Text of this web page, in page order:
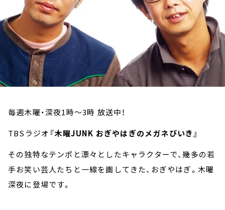
毎週木曜・深夜1時～3時 放送中！
TBSラジオ 『木曜JUNK おぎやはぎのメガネびいき』
その独特なテンポと漂々としたキャラクターで、幾多の若
手お笑い芸人たちと一線を画してきた、おぎやはぎ。木曜
深夜に登場です。